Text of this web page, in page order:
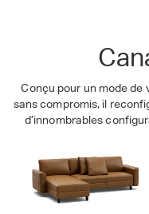
Conçu pour un mode de
sans compromis, il
d’innombrables